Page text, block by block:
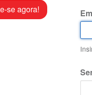
se agora!